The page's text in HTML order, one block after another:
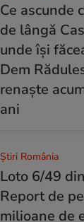
Ce ascunde
de lângă
unde își
Dem
renaște
ani
Știri România
Loto 6/49
Report de
milioane de